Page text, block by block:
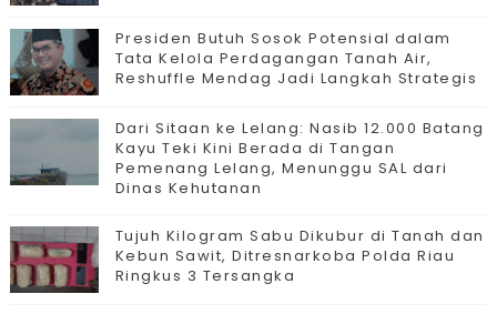
Presiden Butuh Sosok Potensial dalam
Tata Kelola Perdagangan Tanah Air,
Reshuffle Mendag Jadi Langkah Strategis
Dari Sitaan ke Lelang: Nasib 12.000 Batang
Kayu Teki Kini Berada di Tangan
Pemenang Lelang, Menunggu SAL dari
Dinas Kehutanan
Tujuh Kilogram Sabu Dikubur di Tanah dan
Kebun Sawit, Ditresnarkoba Polda Riau
Ringkus 3 Tersangka